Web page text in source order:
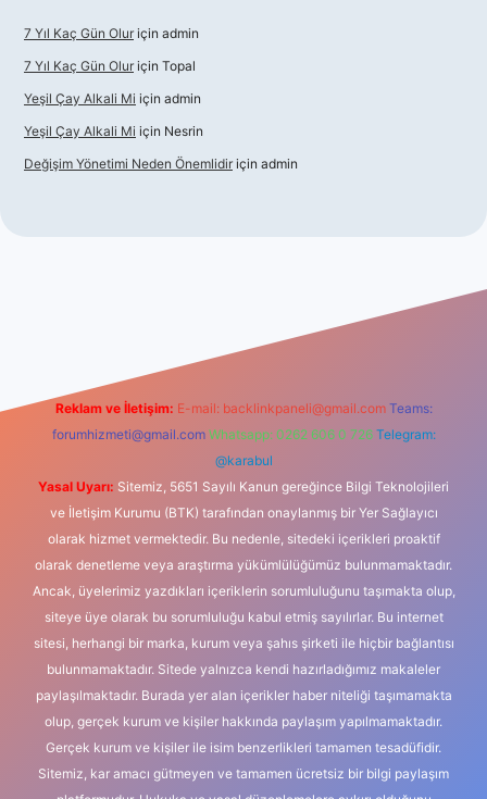
7 Yıl Kaç Gün Olur için admin
7 Yıl Kaç Gün Olur için Topal
Yeşil Çay Alkali Mi için admin
Yeşil Çay Alkali Mi için Nesrin
Değişim Yönetimi Neden Önemlidir için admin
Reklam ve İletişim: E-mail: backlinkpaneli@gmail.com Teams:
forumhizmeti@gmail.com Whatsapp: 0262 606 0 726 Telegram:
@karabul
Yasal Uyarı: Sitemiz, 5651 Sayılı Kanun gereğince Bilgi Teknolojileri
ve İletişim Kurumu (BTK) tarafından onaylanmış bir Yer Sağlayıcı
olarak hizmet vermektedir. Bu nedenle, sitedeki içerikleri proaktif
olarak denetleme veya araştırma yükümlülüğümüz bulunmamaktadır.
Ancak, üyelerimiz yazdıkları içeriklerin sorumluluğunu taşımakta olup,
siteye üye olarak bu sorumluluğu kabul etmiş sayılırlar. Bu internet
sitesi, herhangi bir marka, kurum veya şahıs şirketi ile hiçbir bağlantısı
bulunmamaktadır. Sitede yalnızca kendi hazırladığımız makaleler
paylaşılmaktadır. Burada yer alan içerikler haber niteliği taşımamakta
olup, gerçek kurum ve kişiler hakkında paylaşım yapılmamaktadır.
Gerçek kurum ve kişiler ile isim benzerlikleri tamamen tesadüfidir.
Sitemiz, kar amacı gütmeyen ve tamamen ücretsiz bir bilgi paylaşım